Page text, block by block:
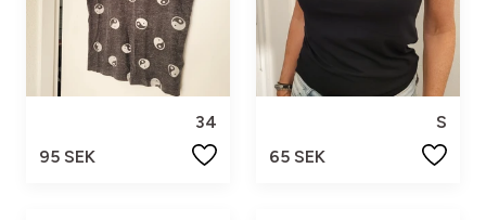
34
95 SEK
S
65 SEK